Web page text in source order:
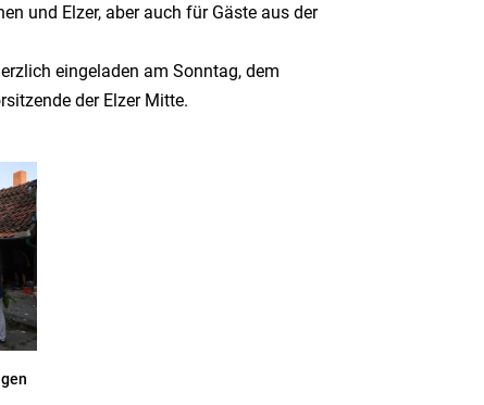
und Elzer, aber auch für Gäste aus der
eingeladen am Sonntag, dem
der Elzer Mitte.